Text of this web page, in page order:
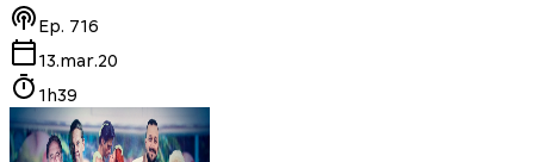
Ep. 716
13.mar.20
1h39